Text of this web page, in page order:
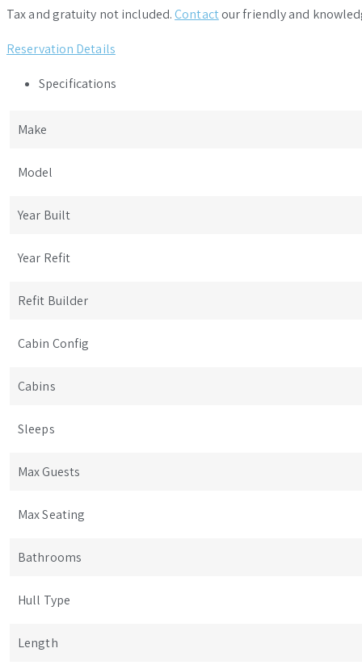
Tax and gratuity not included.Contactour friendly and
Reservation Details
Specifications
Make
Model
Year Built
Year Refit
Refit Builder
Cabin Config
Cabins
Sleeps
Max Guests
Max Seating
Bathrooms
Hull Type
Length